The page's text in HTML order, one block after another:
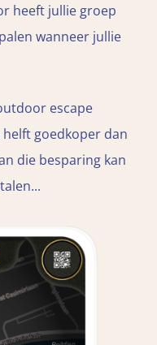
heeft jullie groep
wanneer jullie
escape
goedkoper dan
die besparing kan